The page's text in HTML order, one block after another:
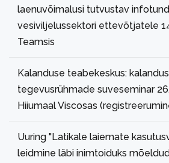
laenuvõimalusi tutvustav
vesiviljelussektori ettevõtjatele
Teamsis
Kalanduse teabekeskus:
tegevusrühmade suveseminar
Hiiumaal Viscosas
Uuring "Latikale laiemate
leidmine läbi inimtoiduks